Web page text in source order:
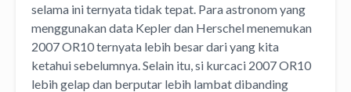
selama ini ternyata tidak tepat. Para astronom yang
menggunakan data Kepler dan Herschel menemukan
2007 OR10 ternyata lebih besar dari yang kita
ketahui sebelumnya. Selain itu, si kurcaci 2007 OR10
lebih gelap dan berputar lebih lambat dibanding